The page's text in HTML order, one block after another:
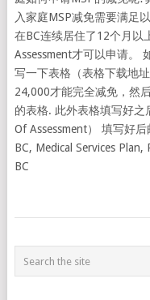
入家庭MSP减免需要满足
在BC连续居住了12个月以
Assessment才可以申请。
写一下表格（表格下载地
24,000才能完全减免，然
的表格. 此外表格填写好之
Of Assessment） 填写好
BC, Medical Services
BC